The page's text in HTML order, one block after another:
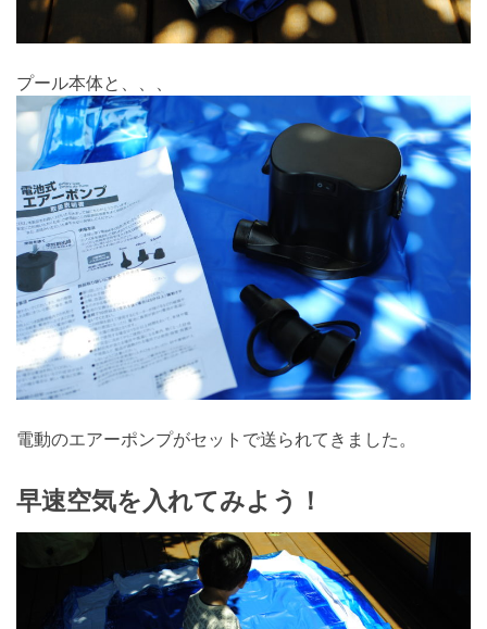
プール本体と、、、
電動のエアーポンプがセットで送られてきました。
早速空気を入れてみよう！